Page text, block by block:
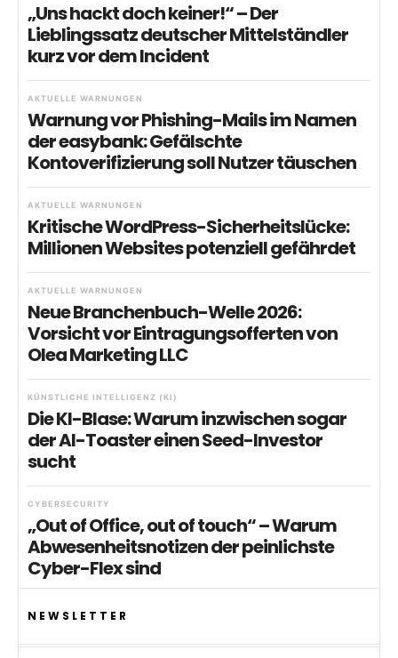
„Uns hackt doch keiner!“ – Der
Lieblingssatz deutscher Mittelständler
kurz vor dem Incident
AKTUELLE WARNUNGEN
Warnung vor Phishing-Mails im Namen
der easybank: Gefälschte
Kontoverifizierung soll Nutzer täuschen
AKTUELLE WARNUNGEN
Kritische WordPress-Sicherheitslücke:
Millionen Websites potenziell gefährdet
AKTUELLE WARNUNGEN
Neue Branchenbuch-Welle 2026:
Vorsicht vor Eintragungsofferten von
Olea Marketing LLC
KÜNSTLICHE INTELLIGENZ (KI)
Die KI-Blase: Warum inzwischen sogar
der AI-Toaster einen Seed-Investor
sucht
CYBERSECURITY
„Out of Office, out of touch“ – Warum
Abwesenheitsnotizen der peinlichste
Cyber-Flex sind
NEWSLETTER